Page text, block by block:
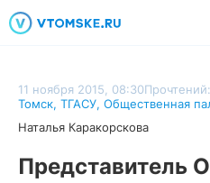
11 ноября 2015, 08:30
Томск, ТГАСУ, Общественная
Наталья Каракорскова
Представитель